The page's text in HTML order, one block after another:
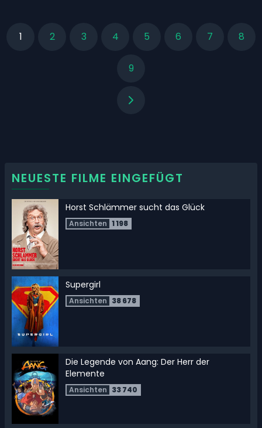
1 2 3 4 5 6 7 8
9
NEUESTE FILME EINGEFÜGT
Horst Schlämmer sucht das Glück
Ansichten 1 198
Supergirl
Ansichten 38 678
Die Legende von Aang: Der Herr der
Elemente
Ansichten 33 740